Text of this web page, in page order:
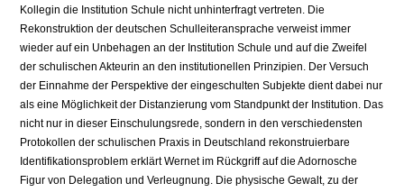
Kollegin die Institution Schule nicht unhinterfragt vertreten. Die
Rekonstruktion der deutschen Schulleiteransprache verweist immer
wieder auf ein Unbehagen an der Institution Schule und auf die Zweifel
der schulischen Akteurin an den institutionellen Prinzipien. Der Versuch
der Einnahme der Perspektive der eingeschulten Subjekte dient dabei nur
als eine Möglichkeit der Distanzierung vom Standpunkt der Institution. Das
nicht nur in dieser Einschulungsrede, sondern in den verschiedensten
Protokollen der schulischen Praxis in Deutschland rekonstruierbare
Identifikationsproblem erklärt Wernet im Rückgriff auf die Adornosche
Figur von Delegation und Verleugnung. Die physische Gewalt, zu der